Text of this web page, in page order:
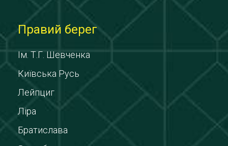
Правий берег
Ім. Т.Г. Шевченка
Київська Русь
Лейпциг
Ліра
Братислава